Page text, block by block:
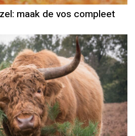
maak de vos compleet